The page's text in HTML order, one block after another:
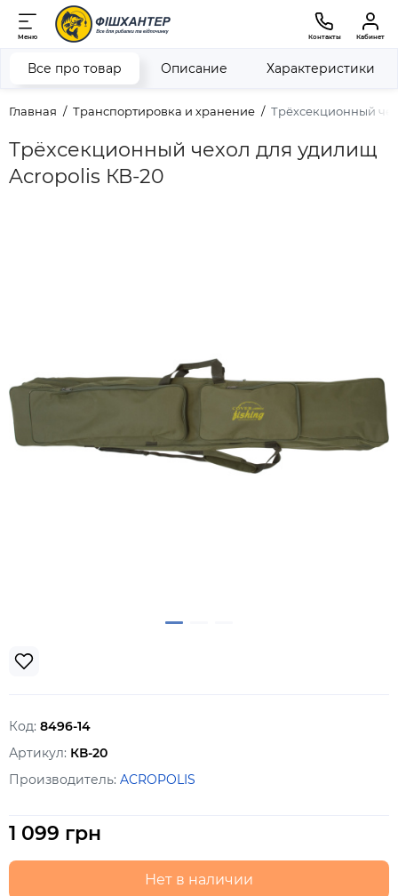
Меню Контакты Кабинет
Главная Транспортировка и хранение Трёхсекционный
Трёхсекционный чехол для удилищ
Acropolis КВ-20
Все про товар Описание Характеристики
Код: 8496-14
Артикул: КВ-20
Производитель: ACROPOLIS
1 099 грн
Нет в наличии